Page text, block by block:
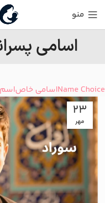
منو
اسامی
Name Choiceاسامی خاص
23
مهر